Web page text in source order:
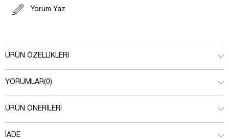
Yorum Yaz
ÜRÜN ÖZELLIKLERI
YORUMLAR(0)
ÜRÜN ÖNERILERI
İADE